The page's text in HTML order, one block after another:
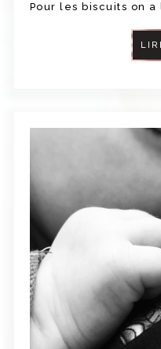
Pour les biscuits on